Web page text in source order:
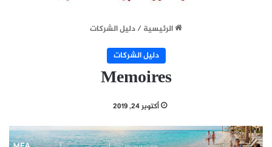
الرئيسية/دليل الشركات
دليل الشركات
Memoires
أكتوبر 24, 2019